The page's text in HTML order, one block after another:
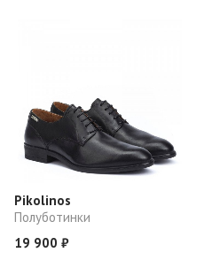
Pikolinos
Полуботинки
19 900 ₽